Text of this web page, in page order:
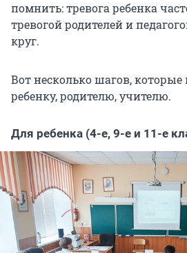
помнить: тревога ребенка
тревогой родителей и
круг.
Вот несколько шагов, которые
ребенку, родителю, учителю.
Для ребенка (4-е, 9-е и 11-е